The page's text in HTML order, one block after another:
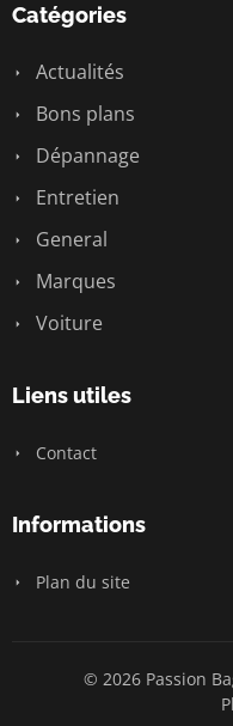
Catégories
Actualités
Bons plans
Dépannage
Entretien
General
Marques
Voiture
Liens utiles
Contact
Informations
Plan du site
© 2026 Passion